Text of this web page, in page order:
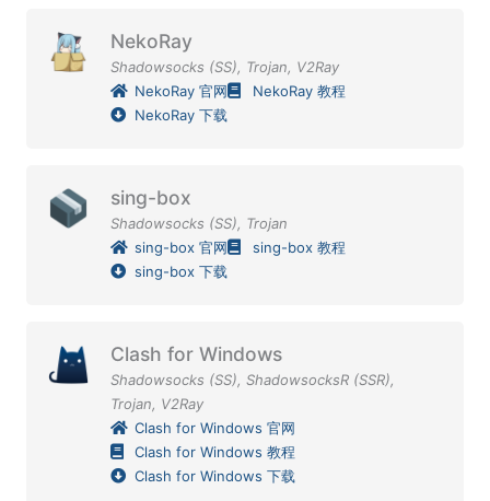
NekoRay
Shadowsocks (SS), Trojan, V2Ray
NekoRay 官网
NekoRay 教程
NekoRay 下载
sing-box
Shadowsocks (SS), Trojan
sing-box 官网
sing-box 教程
sing-box 下载
Clash for Windows
Shadowsocks (SS), ShadowsocksR (SSR),
Trojan, V2Ray
Clash for Windows 官网
Clash for Windows 教程
Clash for Windows 下载